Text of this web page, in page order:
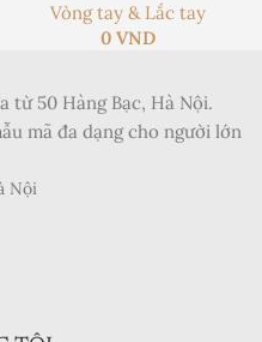
Vòng tay & Lắc tay
0 VND
từ 50 Hàng Bạc, Hà Nội.
mã đa dạng cho người lớn
Nội